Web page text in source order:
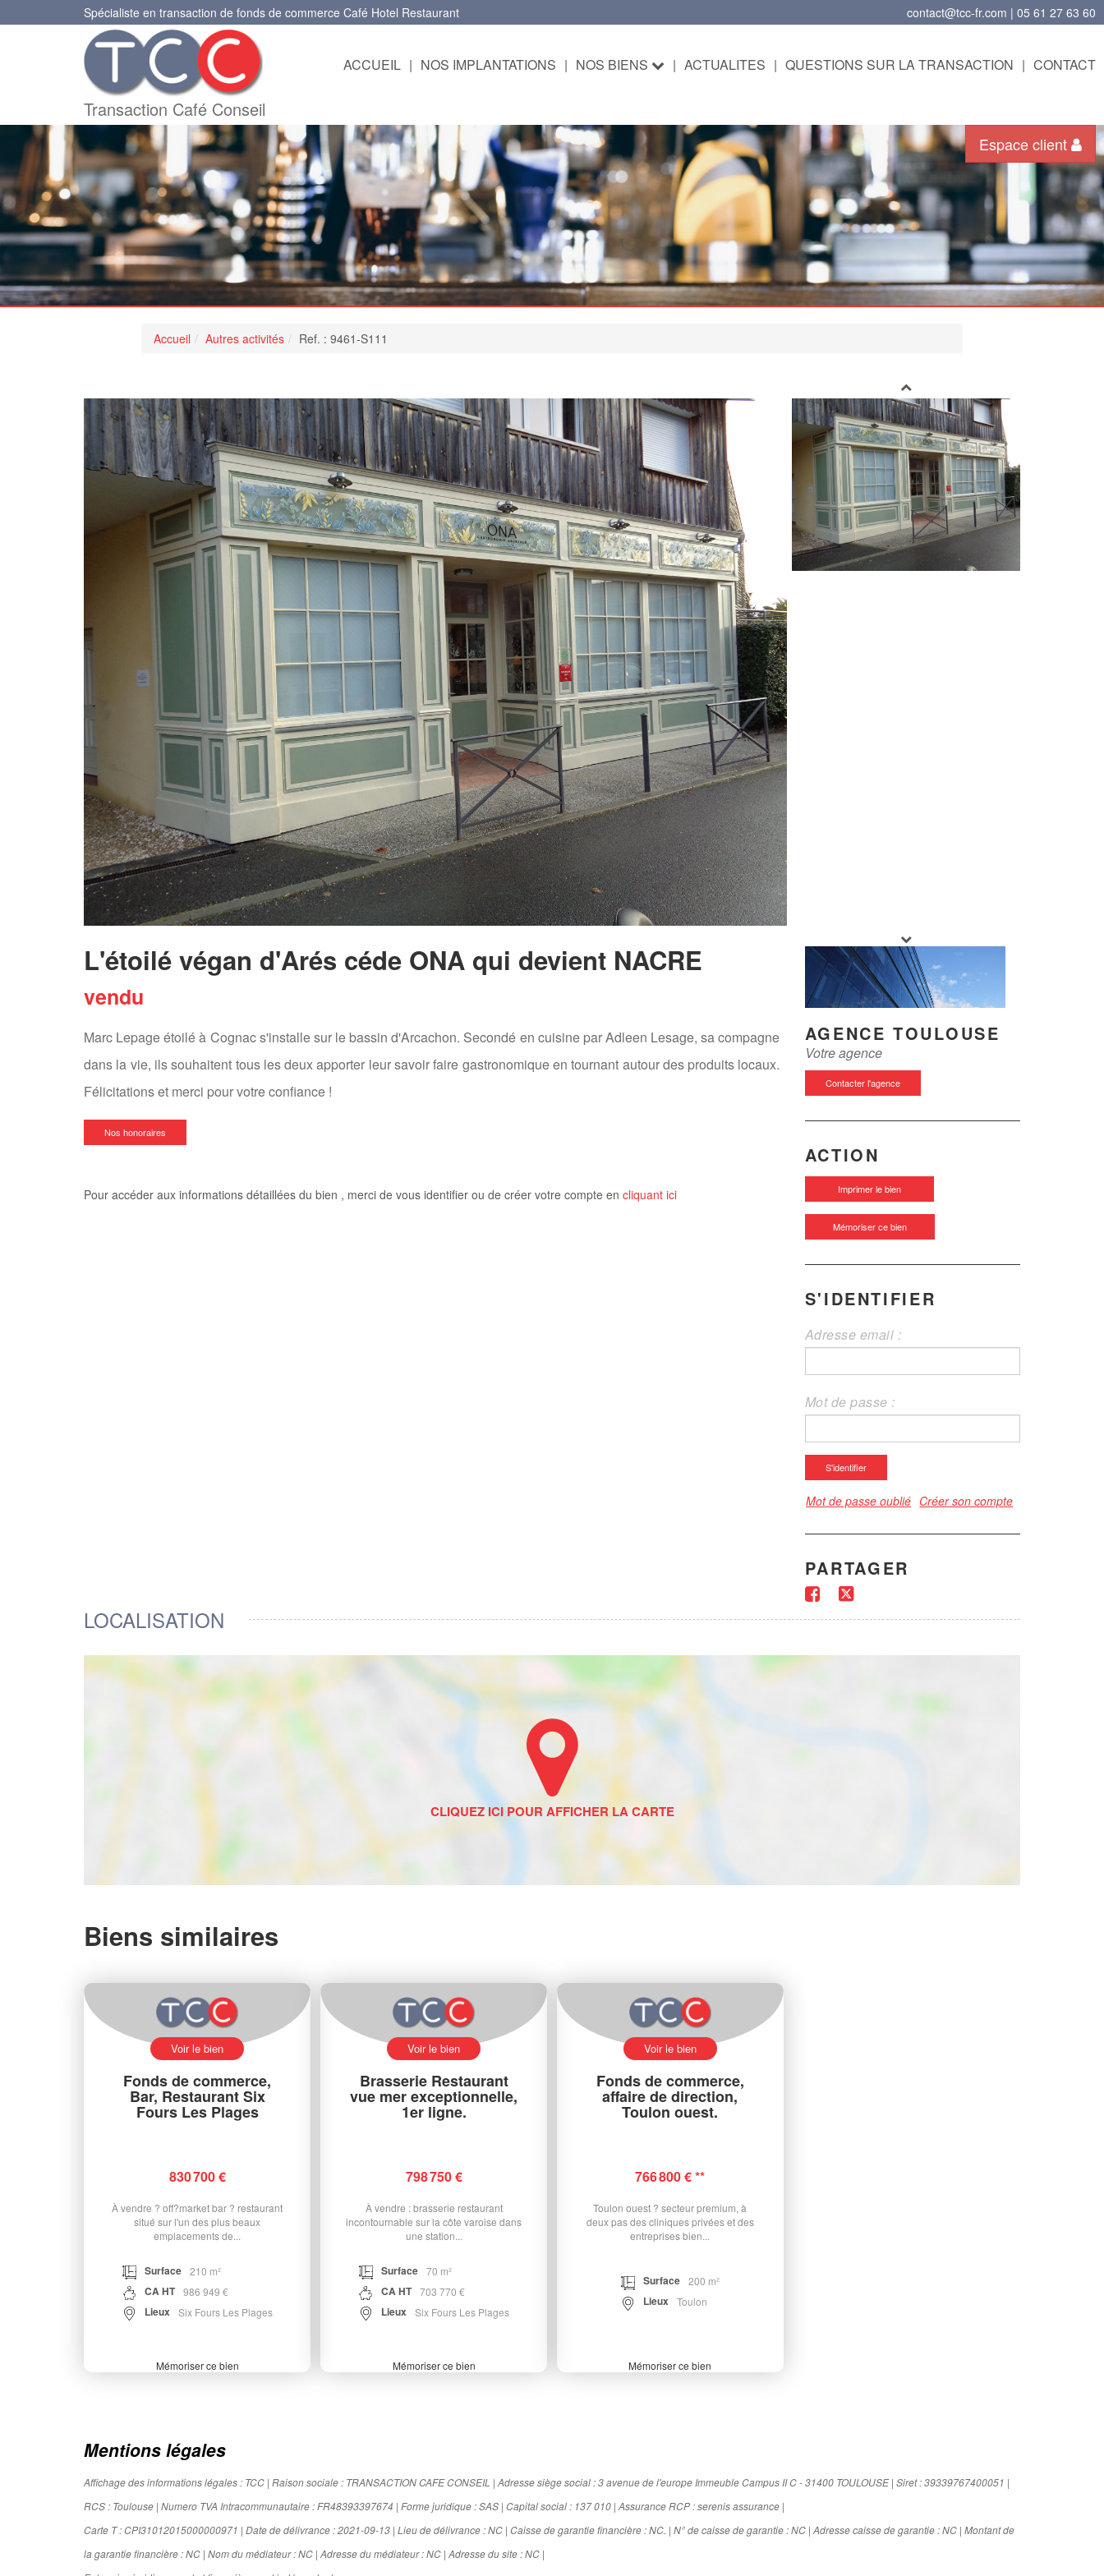
contact@tcc-fr.com | 05 61 27 63 60
Spécialiste en transaction de fonds de commerce Café Hotel Restaurant
Transaction Café Conseil
ACCUEIL | NOS IMPLANTATIONS | NOS BIENS | ACTUALITES | QUESTIONS SUR LA TRANSACTION | CONTACT
Espace client
Accueil Autres activités Ref. : 9461-S111
POUR PLUS DE PHOTOS
INSCRIVEZ-VOUSICI
L'étoilé végan d'Arés céde ONA qui devient NACRE
vendu
Marc Lepage étoilé à Cognac s'installe sur le bassin d'Arcachon. Secondé en cuisine par Adleen Lesage, sa compagne
dans la vie, ils souhaitent tous les deux apporter leur savoir faire gastronomique en tournant autour des produits locaux.
Félicitations et merci pour votre confiance !
Nos honoraires
Pour accéder aux informations détaillées du bien , merci de vous identifier ou de créer votre compte en cliquant ici
AGENCE TOULOUSE
Votre agence
Contacter l'agence
ACTION
Imprimer le bien
Mémoriser ce bien
S'IDENTIFIER
Adresse email :
Mot de passe :
S'identifier
Mot de passe oublié Créer son compte
PARTAGER
LOCALISATION
Biens similaires
Voir le bien
Fonds de commerce,
Bar, Restaurant Six
Fours Les Plages
830 700 €
À vendre ? off?market bar ? restaurant
situé sur l'un des plus beaux
emplacements de...
Surface 210 m²
CA HT 986 949 €
Lieux Six Fours Les Plages
Mémoriser ce bien
Voir le bien
Brasserie Restaurant
vue mer exceptionnelle,
1er ligne.
798 750 €
À vendre : brasserie restaurant
incontournable sur la côte varoise dans
une station...
Surface 70 m²
CA HT 703 770 €
Lieux Six Fours Les Plages
Mémoriser ce bien
Voir le bien
Fonds de commerce,
affaire de direction,
Toulon ouest.
766 800 €**
Toulon ouest ? secteur premium, à
deux pas des cliniques privées et des
entreprises bien...
Surface 200 m²
Lieux Toulon
Mémoriser ce bien
Mentions légales
Affichage des informations légales : TCC | Raison sociale : TRANSACTION CAFE CONSEIL | Adresse siège social : 3 avenue de l'europe Immeuble Campus II C - 31400 TOULOUSE | Siret : 39339767400051 |
RCS : Toulouse | Numero TVA Intracommunautaire : FR48393397674 | Forme juridique : SAS | Capital social : 137 010 | Assurance RCP : serenis assurance |
Carte T : CPI31012015000000971 | Date de délivrance : 2021-09-13 | Lieu de délivrance : NC | Caisse de garantie financière : NC. | N° de caisse de garantie : NC | Adresse caisse de garantie : NC | Montant de
la garantie financière : NC | Nom du médiateur : NC | Adresse du médiateur : NC | Adresse du site : NC |